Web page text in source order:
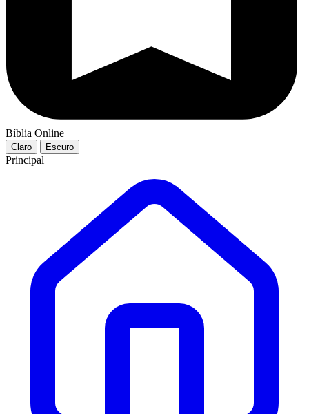
Bíblia Online
Claro Escuro
Principal